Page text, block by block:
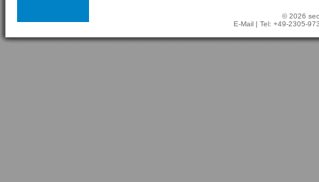
© 2026
E-Mail | Tel: +49-2305-